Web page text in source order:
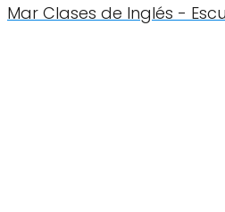
Mar Clases de Inglés -